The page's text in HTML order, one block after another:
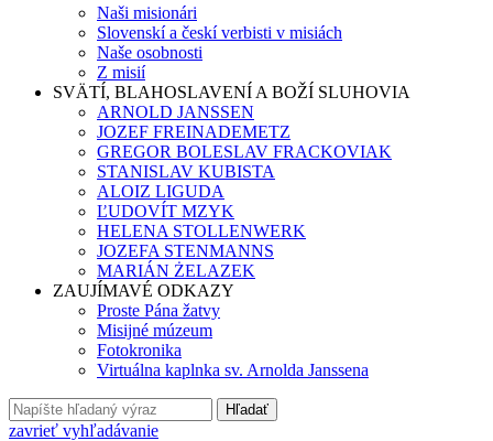
Naši misionári
Slovenskí a českí verbisti v misiách
Naše osobnosti
Z misií
SVÄTÍ, BLAHOSLAVENÍ A BOŽÍ SLUHOVIA
ARNOLD JANSSEN
JOZEF FREINADEMETZ
GREGOR BOLESLAV FRACKOVIAK
STANISLAV KUBISTA
ALOIZ LIGUDA
ĽUDOVÍT MZYK
HELENA STOLLENWERK
JOZEFA STENMANNS
MARIÁN ŻELAZEK
ZAUJÍMAVÉ ODKAZY
Proste Pána žatvy
Misijné múzeum
Fotokronika
Virtuálna kaplnka sv. Arnolda Janssena
Hľadať
zavrieť vyhľadávanie